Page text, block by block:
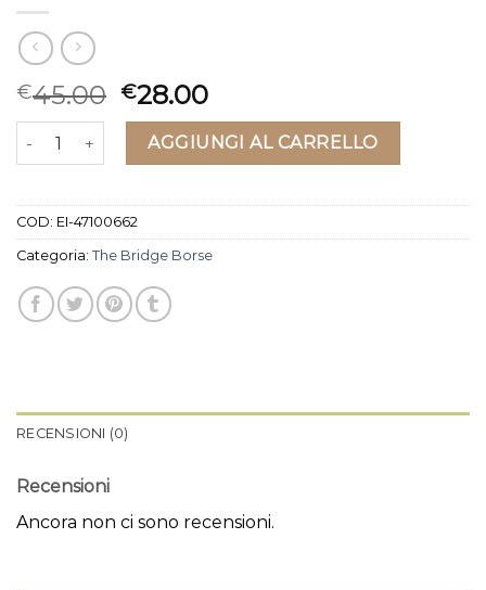
€45.00 €28.00
the bridge borse quantitàAGGIUNGI AL CARRELLO
COD: EI-47100662
Categoria: The Bridge Borse
RECENSIONI (0)
Recensioni
Ancora non ci sono recensioni.